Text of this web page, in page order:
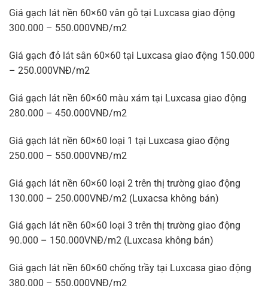
Giá gạch lát nền 60×60 vân gỗ tại Luxcasa giao động
300.000 – 550.000VNĐ/m2
Giá gạch đỏ lát sân 60×60 tại Luxcasa giao động 150.000
– 250.000VNĐ/m2
Giá gạch lát nền 60×60 màu xám tại Luxcasa giao động
280.000 – 450.000VNĐ/m2
Giá gạch lát nền 60×60 loại 1 tại Luxcasa giao động
250.000 – 550.000VNĐ/m2
Giá gạch lát nền 60×60 loại 2 trên thị trường giao động
130.000 – 250.000VNĐ/m2 (Luxacsa không bán)
Giá gạch lát nền 60×60 loại 3 trên thị trường giao động
90.000 – 150.000VNĐ/m2 (Luxcasa không bán)
Giá gạch lát nền 60×60 chống trầy tại Luxcasa giao động
380.000 – 550.000VNĐ/m2